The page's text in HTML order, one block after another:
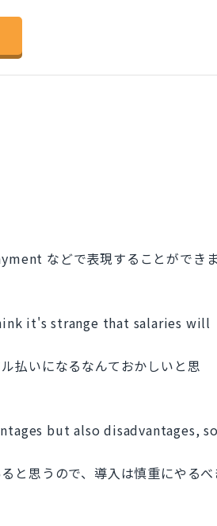
などで表現することができま
it's strange that salaries will
払いになるなんておかしいと思
but also disadvantages, so
と思うので、導入は慎重にやるべ